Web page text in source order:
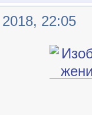
22:05